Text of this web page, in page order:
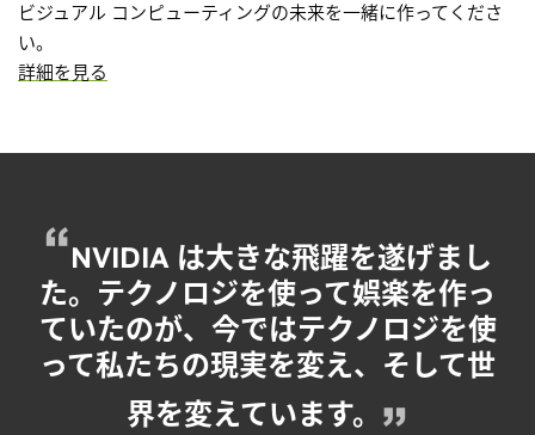
ビジュアル コンピューティングの未来を一緒に作ってくださ
い。
詳細を見る
NVIDIA は大きな飛躍を遂げまし
た。テクノロジを使って娯楽を作っ
ていたのが、今ではテクノロジを使
って私たちの現実を変え、そして世
界を変えています。